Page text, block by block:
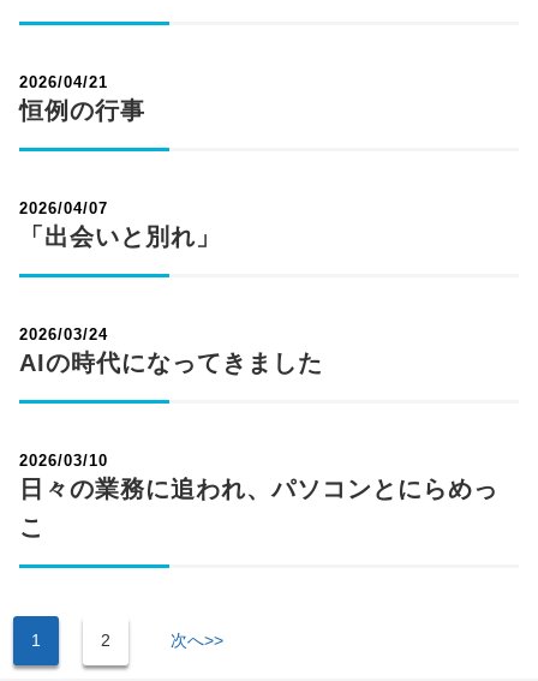
2026/04/21
恒例の行事
2026/04/07
「出会いと別れ」
2026/03/24
AIの時代になってきました
2026/03/10
日々の業務に追われ、パソコンとにらめっ
こ
1 2 次へ>>